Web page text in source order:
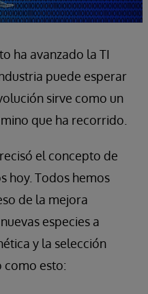
ha avanzado la TI
puede esperar
sirve como un
que ha recorrido.
el concepto de
hoy. Todos hemos
de la mejora
especies a
y la selección
como esto: